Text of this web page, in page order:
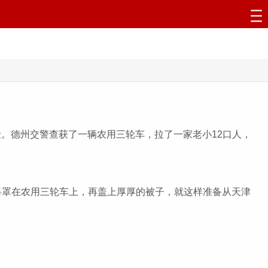
德州交警查获了一辆农用三轮车，拉了一家老小12口人，
农用三轮车上，再盖上厚厚的被子，就这样准备从天津